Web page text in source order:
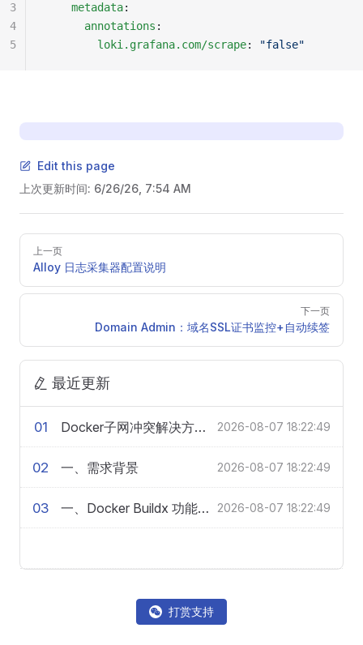
    metadata
:
      annotations
:
        loki.grafana.com/scrape
: "false"
3
4
5
Edit this page
上次更新时间: 6/26/26, 7:54 AM
Pager
上一页
Alloy 日志采集器配置说明
下一页
Domain Admin：域名SSL证书监控+自动续签
最近更新
01 Docker子网冲突解决方案及配置说明 2026-08-07 18:22:49
02 一、需求背景 2026-08-07 18:22:49
03 一、Docker Buildx 功能介绍 2026-08-07 18:22:49
打赏支持